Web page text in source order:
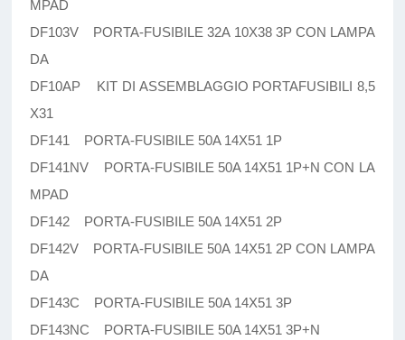
MPAD
DF103V PORTA-FUSIBILE 32A 10X38 3P CON LAMPA
DA
DF10AP KIT DI ASSEMBLAGGIO PORTAFUSIBILI 8,5
X31
DF141 PORTA-FUSIBILE 50A 14X51 1P
DF141NV PORTA-FUSIBILE 50A 14X51 1P+N CON LA
MPAD
DF142 PORTA-FUSIBILE 50A 14X51 2P
DF142V PORTA-FUSIBILE 50A 14X51 2P CON LAMPA
DA
DF143C PORTA-FUSIBILE 50A 14X51 3P
DF143NC PORTA-FUSIBILE 50A 14X51 3P+N